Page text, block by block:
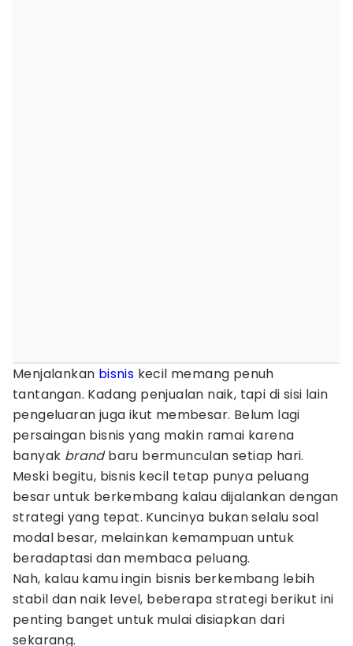
Menjalankan bisnis kecil memang penuh
tantangan. Kadang penjualan naik, tapi di sisi lain
pengeluaran juga ikut membesar. Belum lagi
persaingan bisnis yang makin ramai karena
banyak brandbaru bermunculan setiap hari.
Meski begitu, bisnis kecil tetap punya peluang
besar untuk berkembang kalau dijalankan dengan
strategi yang tepat. Kuncinya bukan selalu soal
modal besar, melainkan kemampuan untuk
beradaptasi dan membaca peluang.
Nah, kalau kamu ingin bisnis berkembang lebih
stabil dan naik level, beberapa strategi berikut ini
penting banget untuk mulai disiapkan dari
sekarang.